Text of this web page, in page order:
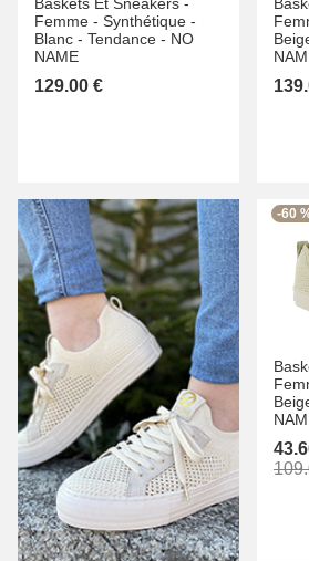
Baskets Et Sneakers -
Femme - Synthétique -
Blanc - Tendance - NO
NAME
129.00 €
-60